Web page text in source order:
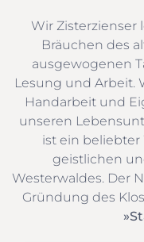
Wir
Bräuchen des
ausgewogenen
Lesung und Arbeit.
Handarbeit und
unseren
ist ein
geistlichen
Westerwaldes. Der
Gründung des